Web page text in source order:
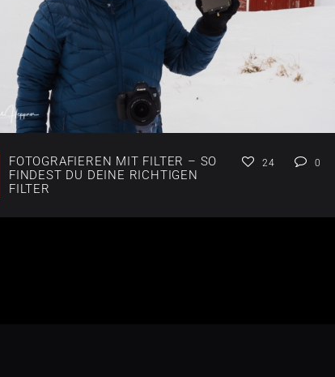
FOTOGRAFIEREN MIT FILTER – SO
FINDEST DU DEINE RICHTIGEN
FILTER
24 0